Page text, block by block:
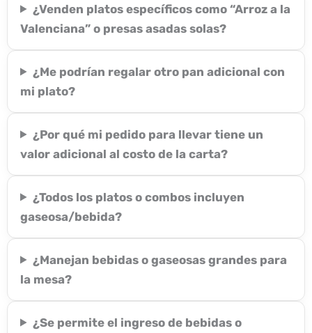
¿Venden platos específicos como “Arroz a la
Valenciana” o presas asadas solas?
¿Me podrían regalar otro pan adicional con
mi plato?
¿Por qué mi pedido para llevar tiene un
valor adicional al costo de la carta?
¿Todos los platos o combos incluyen
gaseosa/bebida?
¿Manejan bebidas o gaseosas grandes para
la mesa?
¿Se permite el ingreso de bebidas o